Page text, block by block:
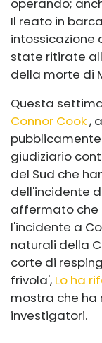
operando;
Il reato in
intossicazione
state ritirate
della morte di
Questa
Connor Cook,
giudiziario
del Sud che
dell'incidente
affermato che
l'incidente a
naturali della
corte di
frivola', Lo ha
mostra che ha
investigatori.